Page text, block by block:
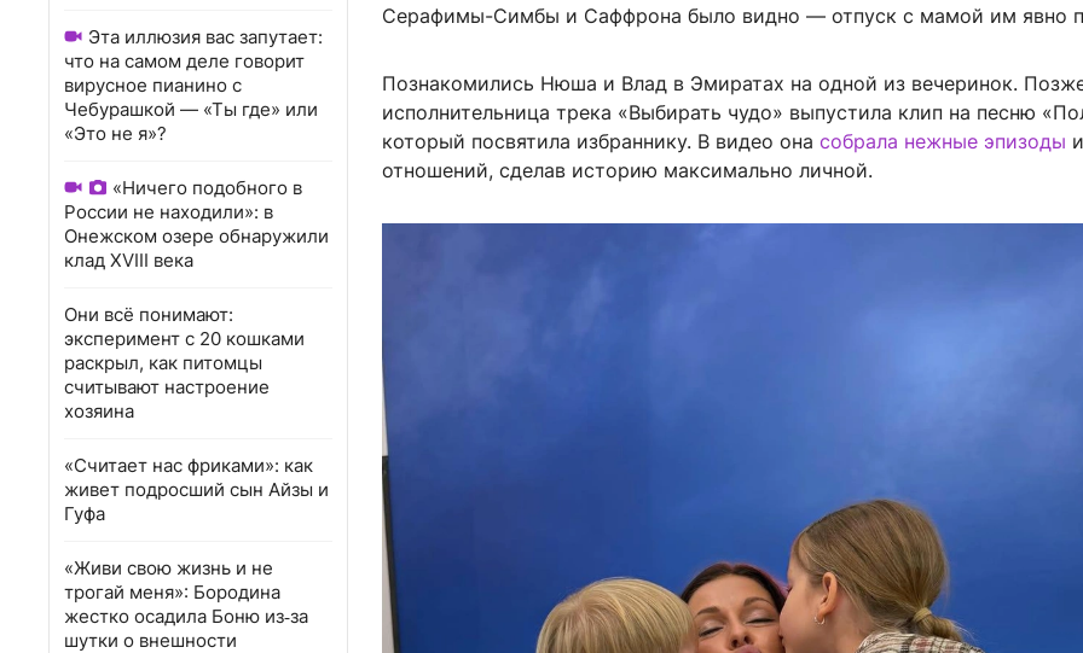
Эта иллюзия вас запутает:
что на самом деле говорит
вирусное пианино с
Чебурашкой — «Ты где» или
«Это не я»?
«Ничего подобного в
России не находили»: в
Онежском озере обнаружили
клад XVIII века
Они всё понимают:
эксперимент с 20 кошками
раскрыл, как питомцы
считывают настроение
хозяина
«Считает нас фриками»: как
живет подросший сын Айзы и
Гуфа
«Живи свою жизнь и не
трогай меня»: Бородина
жестко осадила Боню из‑за
шутки о внешности
Серафимы-Симбы и Саффрона было видно — отпуск с мамой им явно
Познакомились Нюша и Влад в Эмиратах на одной из вечеринок.
исполнительница трека «Выбирать чудо» выпустила клип на песню
который посвятила избраннику. В видео она собрала нежные эпизоды
отношений, сделав историю максимально личной.